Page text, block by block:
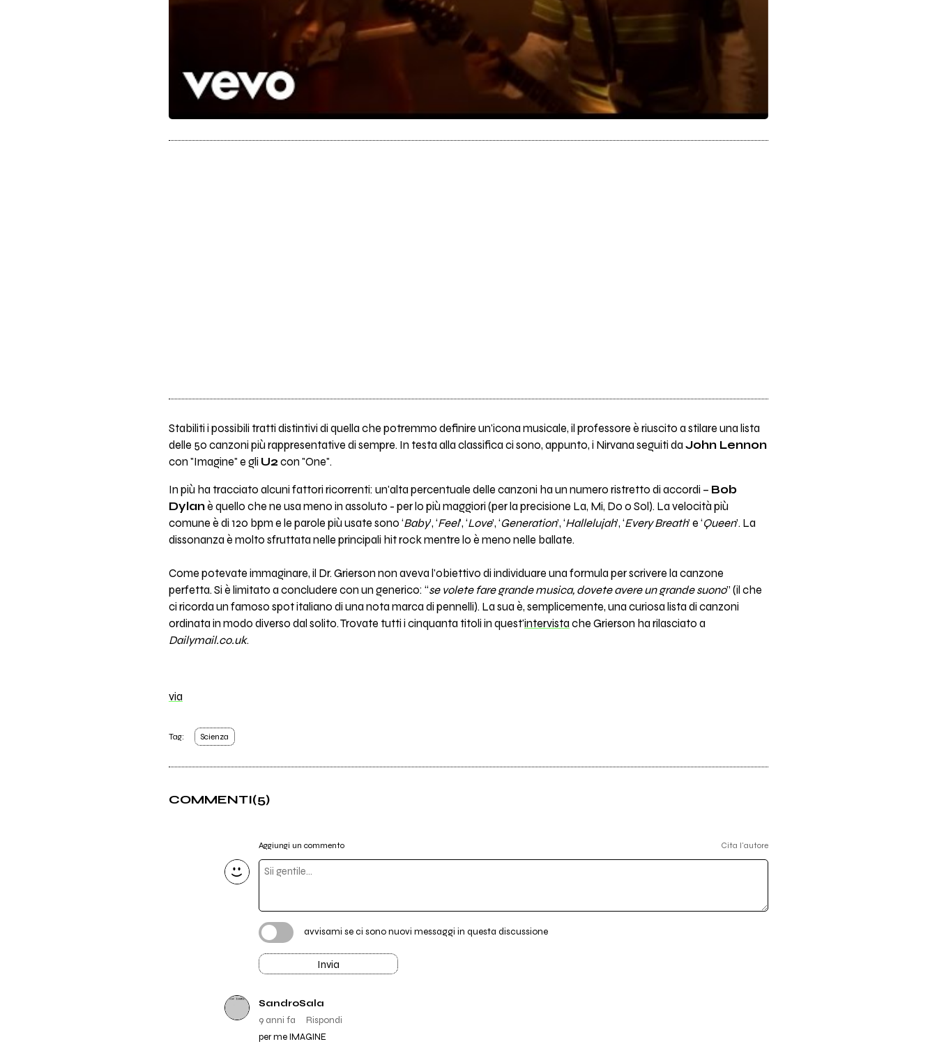
Stabiliti i possibili tratti distintivi di quella che potremmo definire un'icona musicale, il professore è riuscito a stilare una lista
delle 50 canzoni più rappresentative di sempre. In testa alla classifica ci sono, appunto, i Nirvana seguiti da John Lennon
con "Imagine" e gli U2 con "One".
In più ha tracciato alcuni fattori ricorrenti: un'alta percentuale delle canzoni ha un numero ristretto di accordi – Bob
Dylanè quello che ne usa meno in assoluto - per lo più maggiori (per la precisione La, Mi, Do o Sol). La velocità più
comune è di 120 bpm e le parole più usate sono ‘Baby’, ‘Feel’, ‘Love’, ‘Generation’, ‘Hallelujah’, ‘Every Breath’ e ‘Queen’. La
dissonanza è molto sfruttata nelle principali hit rock mentre lo è meno nelle ballate.
Come potevate immaginare, il Dr. Grierson non aveva l'obiettivo di individuare una formula per scrivere la canzone
perfetta. Si è limitato a concludere con un generico: “se volete fare grande musica, dovete avere un grande suono” (il che
ci ricorda un famoso spot italiano di una nota marca di pennelli). La sua è, semplicemente, una curiosa lista di canzoni
ordinata in modo diverso dal solito. Trovate tutti i cinquanta titoli in quest'intervista che Grierson ha rilasciato a
Dailymail.co.uk.
via
Tag: Scienza
COMMENTI(5)
Aggiungi un commento Cita l'autore
avvisami se ci sono nuovi messaggi in questa discussione
Invia
SandroSala
9 anni fa
Rispondi
per me IMAGINE